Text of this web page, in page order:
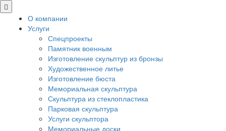
О компании
Услуги
Спецпроекты
Памятник военным
Изготовление скульптур из бронзы
Художественное литье
Изготовление бюста
Мемориальная скульптура
Скульптура из стеклопластика
Парковая скульптура
Услуги скульптора
Мемориальные доски